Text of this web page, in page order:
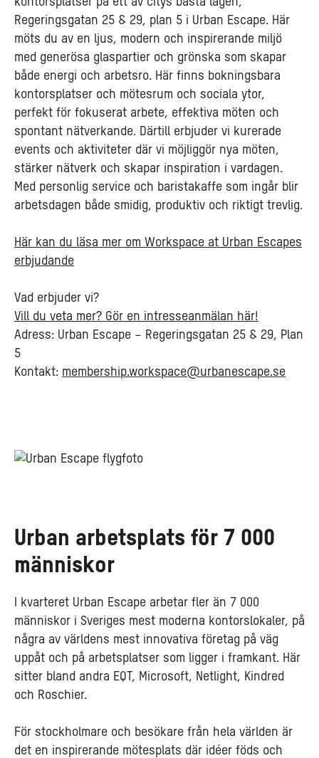
Regeringsgatan 25 & 29, plan 5 i Urban Escape. Här
möts du av en ljus, modern och inspirerande miljö
med generösa glaspartier och grönska som skapar
både energi och arbetsro. Här finns bokningsbara
kontorsplatser och mötesrum och sociala ytor,
perfekt för fokuserat arbete, effektiva möten och
spontant nätverkande. Därtill erbjuder vi kurerade
events och aktiviteter där vi möjliggör nya möten,
stärker nätverk och skapar inspiration i vardagen.
Med personlig service och baristakaffe som ingår blir
arbetsdagen både smidig, produktiv och riktigt trevlig.
Här kan du läsa mer om Workspace at Urban Escapes
erbjudande
Vad erbjuder vi?
Vill du veta mer? Gör en intresseanmälan här!
Adress: Urban Escape – Regeringsgatan 25 & 29, Plan
5
Kontakt: membership.workspace@urbanescape.se
Urban arbetsplats för 7 000
människor
I kvarteret Urban Escape arbetar fler än 7 000
människor i Sveriges mest moderna kontorslokaler, på
några av världens mest innovativa företag på väg
uppåt och på arbetsplatser som ligger i framkant. Här
sitter bland andra EQT, Microsoft, Netlight, Kindred
och Roschier.
För stockholmare och besökare från hela världen är
det en inspirerande mötesplats där idéer föds och